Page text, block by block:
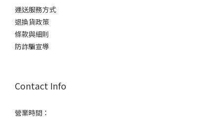
運送服務方式
退換貨政策
條款與細則
防詐騙宣導
Contact Info
營業時間：